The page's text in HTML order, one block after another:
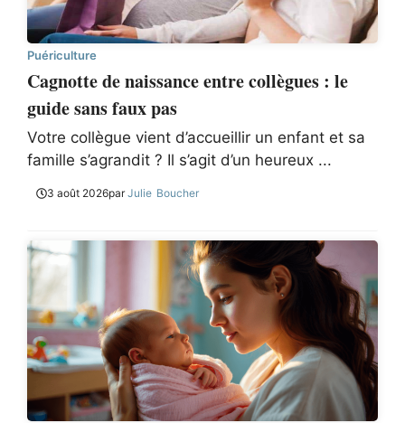
Puériculture
Cagnotte de naissance entre collègues : le
guide sans faux pas
Votre collègue vient d’accueillir un enfant et sa
famille s’agrandit ? Il s’agit d’un heureux ...
3 août 2026parJulie Boucher